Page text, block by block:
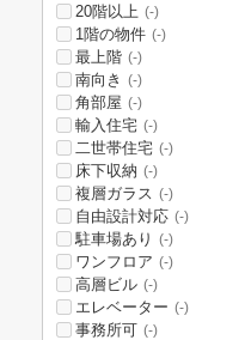
20階以上 (-)
1階の物件 (-)
最上階 (-)
南向き (-)
角部屋 (-)
輸入住宅 (-)
二世帯住宅 (-)
床下収納 (-)
複層ガラス (-)
自由設計対応 (-)
駐車場あり (-)
ワンフロア (-)
高層ビル (-)
エレベーター (-)
事務所可 (-)